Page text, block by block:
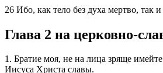
26 Ибо, как тело без духа мертво, так и
Глава 2 на церковно-
1. Братие моя, не на лица зряще
Иисуса Христа славы.